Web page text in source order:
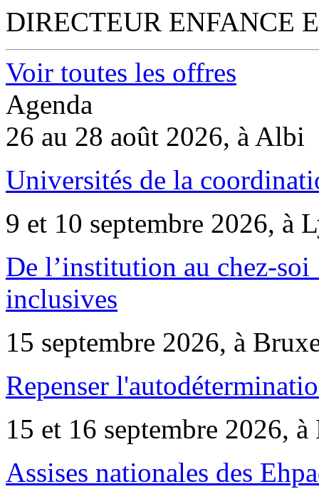
DIRECTEUR ENFANCE
Voir toutes les offres
Agenda
26 au 28 août 2026, à Albi
Universités de la
9 et 10 septembre 2026, à
De l’institution au chez-
inclusives
15 septembre 2026, à
Repenser
15 et 16 septembre 2026, à
Assises nationales des